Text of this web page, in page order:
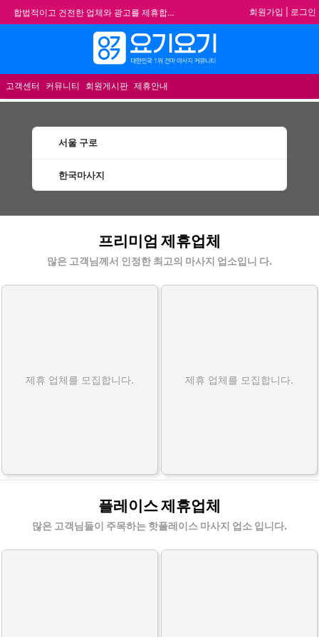
합법적이고 건전한 업체와 광고를 제휴합니다.
★요기요기 설 연휴 휴무 안내★
★ 요기요기 업체회원 안내사항 ★
불건전한 게시글은 삭제 및 회원탈퇴 됩니다.
회원가입 로그인
고객센터 커뮤니티 회원게시판 제휴안내
서울 구로
한국마사지
프리미엄 제휴업체
많은 고객님께서 인정한 최고의 마사지 업소입니 다.
제휴 업체를 모집합니다. 제휴 업체를 모집합니다.
플레이스 제휴업체
많은 고객님들이 주목하는 핫플레이스 마사지 업소 입니다.